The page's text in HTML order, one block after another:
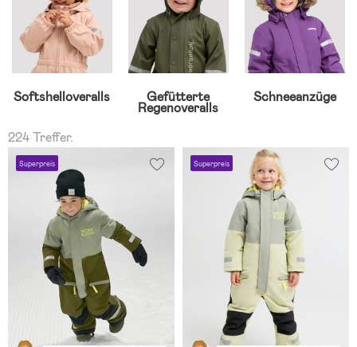
Softshelloveralls Gefütterte
Regenoveralls
Schneeanzüge
224 Treffer.
Superpreis Superpreis